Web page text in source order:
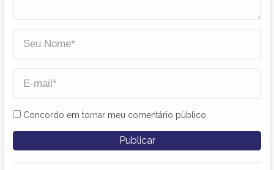
Concordo em tornar meu comentário público